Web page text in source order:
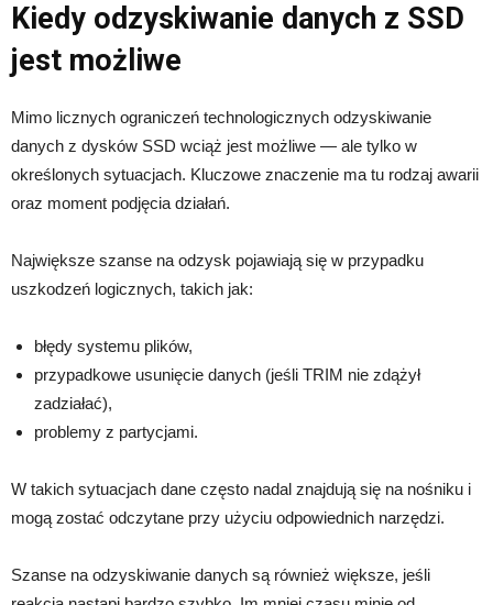
Kiedy odzyskiwanie danych z SSD
jest możliwe
Mimo licznych ograniczeń technologicznych odzyskiwanie
danych z dysków SSD wciąż jest możliwe — ale tylko w
określonych sytuacjach. Kluczowe znaczenie ma tu rodzaj awarii
oraz moment podjęcia działań.
Największe szanse na odzysk pojawiają się w przypadku
uszkodzeń logicznych, takich jak:
błędy systemu plików,
przypadkowe usunięcie danych (jeśli TRIM nie zdążył
zadziałać),
problemy z partycjami.
W takich sytuacjach dane często nadal znajdują się na nośniku i
mogą zostać odczytane przy użyciu odpowiednich narzędzi.
Szanse na odzyskiwanie danych są również większe, jeśli